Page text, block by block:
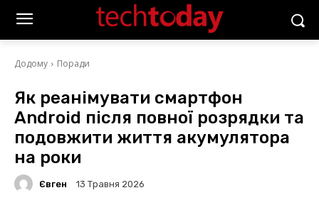
Додому Поради
Як реанімувати смартфон
Android після повної розрядки та
подовжити життя акумулятора
на роки
Євген 13 Травня 2026